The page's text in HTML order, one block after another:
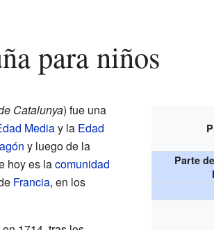
para niños
Parte
Catalunya) fue una
Mediay la Edad
y luego de la
hoy es lacomunidad
Francia, en los